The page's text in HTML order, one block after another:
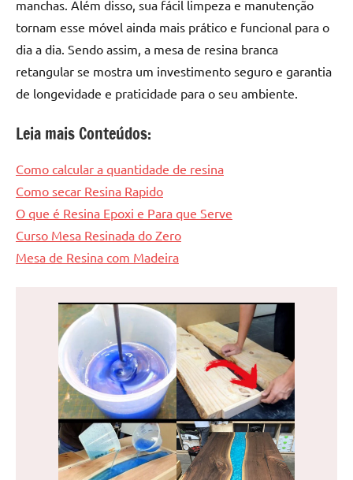
manchas. Além disso, sua fácil limpeza e manutenção
tornam esse móvel ainda mais prático e funcional para o
dia a dia. Sendo assim, a mesa de resina branca
retangular se mostra um investimento seguro e garantia
de longevidade e praticidade para o seu ambiente.
Leia mais Conteúdos:
Como calcular a quantidade de resina
Como secar Resina Rapido
O que é Resina Epoxi e Para que Serve
Curso Mesa Resinada do Zero
Mesa de Resina com Madeira